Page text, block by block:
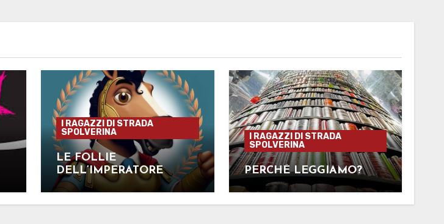
I RAGAZZI DI STRADA
SPOLVERINA
LE FOLLIE
DELL’IMPERATORE
I RAGAZZI DI STRADA
SPOLVERINA
PERCHÉ LEGGIAMO?